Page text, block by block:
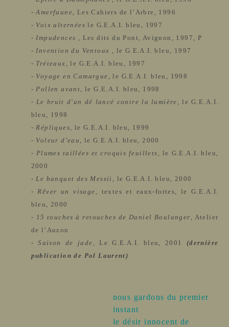
-Amerfaune, Les Cahiers de l’Arbre, 1996
- Voix alternées le G.E.A.I. bleu, 1997
-Impudences , Les dits du Pont, Avignon, 1997, P
-Invention du Ventoux , le G.E.A.I. bleu, 1997
- Tréteaux , le G.E.A.I. bleu, 1997
- Voyage en Camargue , le G.E.A.I. bleu, 1998
-Pollen avant, leG.E.A.I. bleu, 1998
- Le bruit d'un dé lancé contre la lumière ,leG.E.A.I.
bleu, 1998
-Répliques, le G.E.A.I. bleu, 1999
- Voleur d'eau , leG.E.A.I. bleu, 2000
- Plumes taillées et croquis feuillets , le G.E.A.I. bleu,
2000
-Le banquet des Messii , le G.E.A.I. bleu, 2000
-Rêver un visage , textes et eaux-fortes, leG.E.A.I.
bleu, 2000
- 15 touches à retouches de Daniel Boulanger , Atelier
de l’Auzon
-Saison de jade , Le G.E.A.I. bleu, 2001
(dernière
publication de Pol Laurent)
nous gardons du premier
instant
le désir innocent de